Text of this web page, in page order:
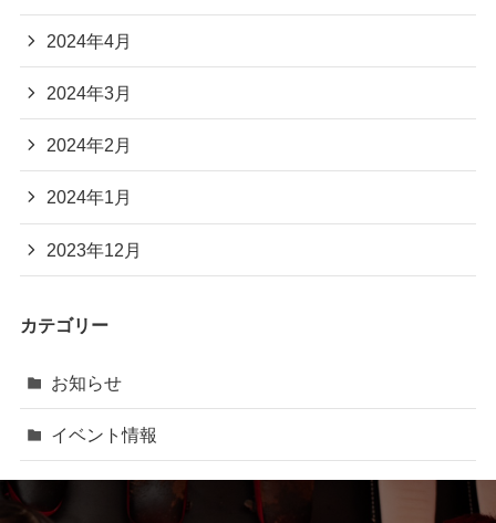
2024年4月
2024年3月
2024年2月
2024年1月
2023年12月
カテゴリー
お知らせ
イベント情報